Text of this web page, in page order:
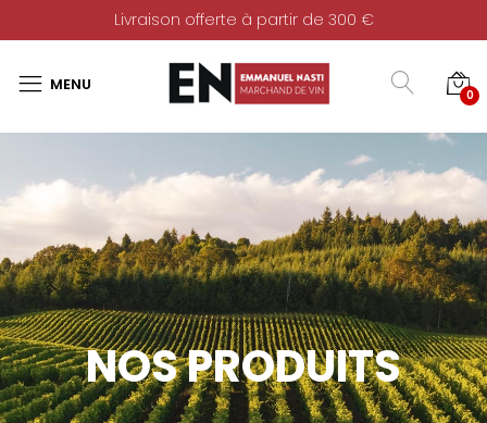
Livraison offerte à partir de 300 €
0
NOS PRODUITS